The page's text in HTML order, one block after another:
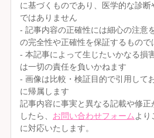
に基づくものであり、医学的な診
ではありません
- 記事内容の正確性には細心の注意
の完全性や正確性を保証するもので
- 本記事によって生じたいかなる損
は一切の責任を負いかねます
- 画像は比較・検証目的で引用して
に帰属します
記事内容に事実と異なる記載や修正
したら、 お問い合わせフォーム より
に対応いたします。